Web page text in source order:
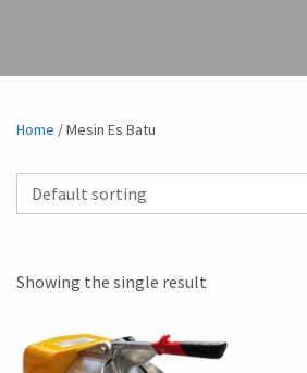
Home / Mesin Es Batu
Showing the single result